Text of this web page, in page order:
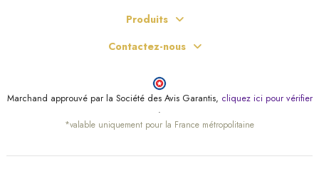
(4 avis)
Produits
Contactez-nous
Marchand approuvé par la Société des Avis Garantis, cliquez ici pour vérifier
.
*valable uniquement pour la France métropolitaine